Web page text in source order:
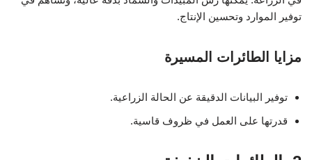
توفير الموارد وتحسين الإنتاج.
مزايا الطائرات المسيرة
توفير البيانات الدقيقة عن الحالة الزراعية.
قدرتها على العمل في ظروف قاسية.